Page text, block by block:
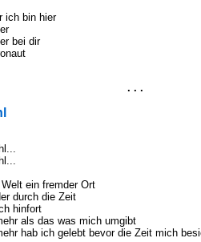
ich bin hier
bei dir
. . .
Welt ein fremder Ort
durch die Zeit
hinfort
als das was mich umgibt
hab ich gelebt bevor die Zeit mich